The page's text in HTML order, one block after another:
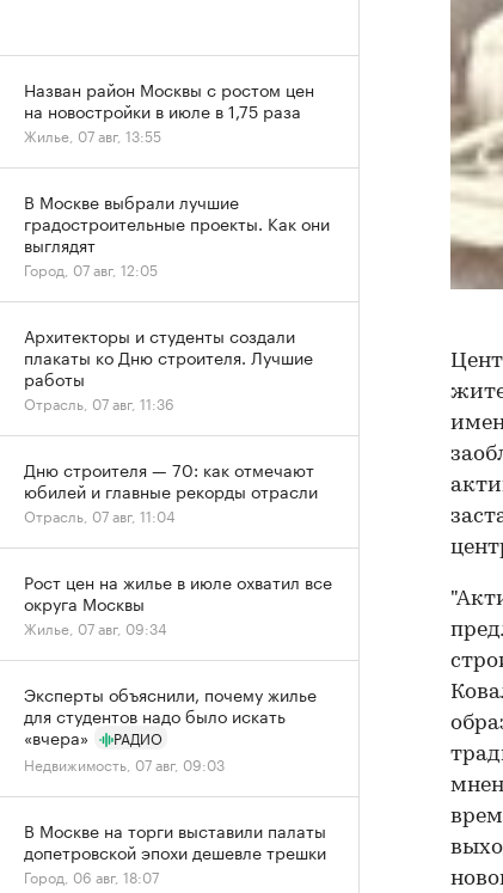
Назван район Москвы с ростом цен
на новостройки в июле в 1,75 раза
Жилье, 07 авг, 13:55
В Москве выбрали лучшие
градостроительные проекты. Как они
выглядят
Город, 07 авг, 12:05
Архитекторы и студенты создали
плакаты ко Дню строителя. Лучшие
работы
Отрасль, 07 авг, 11:36
Дню строителя — 70: как отмечают
юбилей и главные рекорды отрасли
Отрасль, 07 авг, 11:04
Рост цен на жилье в июле охватил все
округа Москвы
Жилье, 07 авг, 09:34
Эксперты объяснили, почему жилье
для студентов надо было искать
«вчера»
РАДИО
Недвижимость, 07 авг, 09:03
В Москве на торги выставили палаты
допетровской эпохи дешевле трешки
Город, 06 авг, 18:07